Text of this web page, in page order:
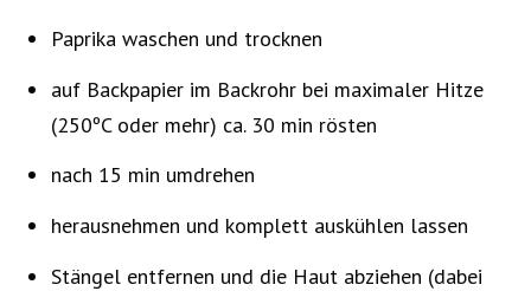
Paprika waschen und trocknen
auf Backpapier im Backrohr bei maximaler Hitze
(250ºC oder mehr) ca. 30 min rösten
nach 15 min umdrehen
herausnehmen und komplett auskühlen lassen
Stängel entfernen und die Haut abziehen (dabei